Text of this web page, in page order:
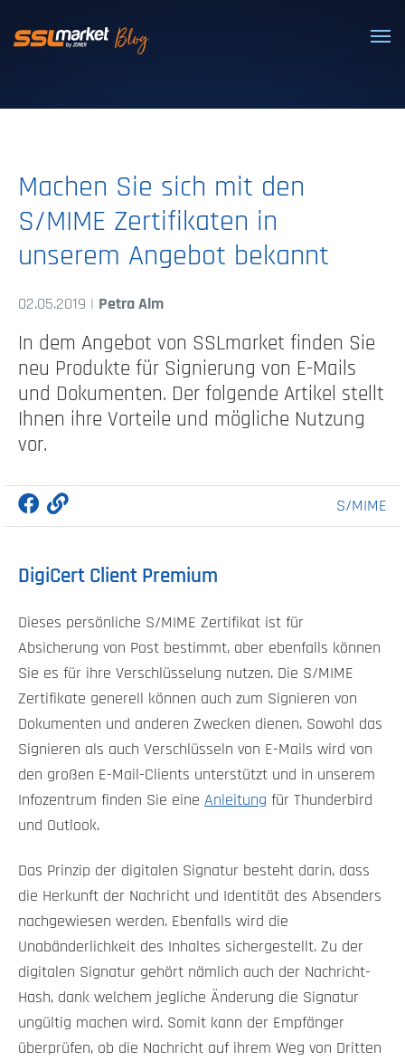
Vertrauenswürdige SSL/TLS-
Machen Sie sich mit den
S/MIME Zertifikaten in
unserem Angebot bekannt
02.05.2019 | Petra Alm
In dem Angebot von SSLmarket finden Sie
neu Produkte für Signierung von E-Mails
und Dokumenten. Der folgende Artikel stellt
Ihnen ihre Vorteile und mögliche Nutzung
vor.
S/MIME
DigiCert Client Premium
Dieses persönliche S/MIME Zertifikat ist für
Absicherung von Post bestimmt, aber ebenfalls können
Sie es für ihre Verschlüsselung nutzen. Die S/MIME
Zertifikate generell können auch zum Signieren von
Dokumenten und anderen Zwecken dienen. Sowohl das
Signieren als auch Verschlüsseln von E-Mails wird von
den großen E-Mail-Clients unterstützt und in unserem
Infozentrum finden Sie eine Anleitung für Thunderbird
und Outlook.
Das Prinzip der digitalen Signatur besteht darin, dass
die Herkunft der Nachricht und Identität des Absenders
nachgewiesen werden. Ebenfalls wird die
Unabänderlichkeit des Inhaltes sichergestellt. Zu der
digitalen Signatur gehört nämlich auch der Nachricht-
Hash, dank welchem jegliche Änderung die Signatur
ungültig machen wird. Somit kann der Empfänger
überprüfen, ob die Nachricht auf ihrem Weg von Dritten